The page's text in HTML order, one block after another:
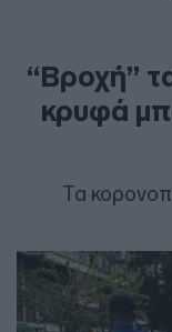
“Βροχή”
κρυφά
Τα